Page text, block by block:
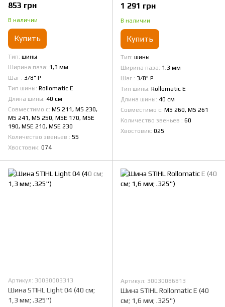
853 грн
В наличии
Купить
Тип шины
Ширина паза 1,3 мм
Шаг
3/8" Р
Тип шины Rollomatic E
Длина шины 40 см
Совместимо с MS 211, MS 230,
MS 241, MS 250, MSE 170, MSE
190, MSE 210, MSE 230
Количество звеньев
55
Хвостовик 074
1 291 грн
В наличии
Купить
Тип шины
Ширина паза 1,3 мм
Шаг
3/8" Р
Тип шины Rollomatic E
Длина шины 40 см
Совместимо с MS 260, MS 261
Количество звеньев
60
Хвостовик 025
Артикул: 30030003313
Шина STIHL Light 04 (40 см;
1,3 мм; .325")
Артикул: 30030086813
Шина STIHL Rollomatic E (40
см; 1,6 мм; .325")